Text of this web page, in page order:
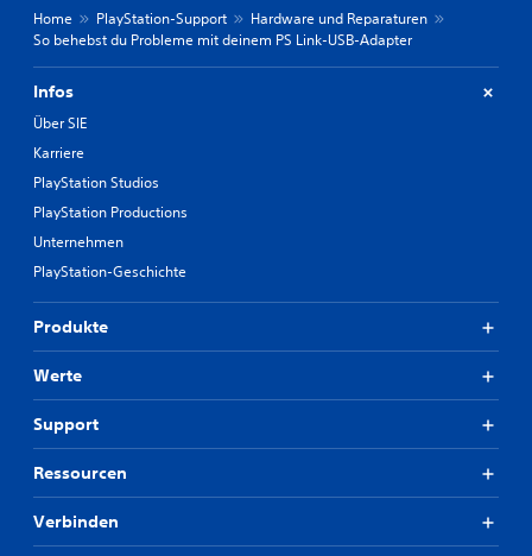
Home PlayStation-Support
Hardware und Reparaturen
So behebst du Probleme mit deinem PS Link-USB-Adapter
Infos
Über SIE
Karriere
PlayStation Studios
PlayStation Productions
Unternehmen
PlayStation-Geschichte
Produkte
Werte
Support
Ressourcen
Verbinden